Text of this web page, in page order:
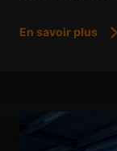
En savoir plus